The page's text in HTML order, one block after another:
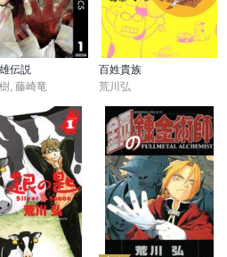
再戦
シタニアボダン大司教軍
伝説
, 藤崎竜
百姓貴族
荒川弘